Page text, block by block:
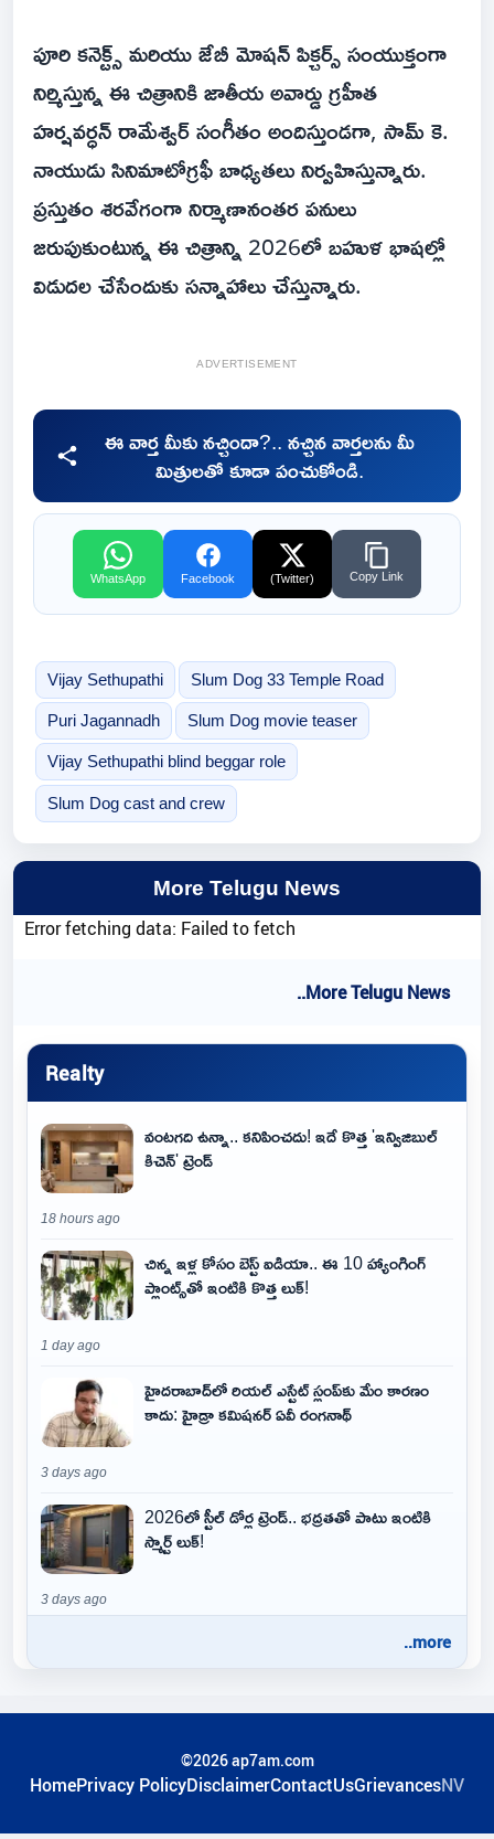
పూరి కనెక్ట్స్ మరియు జేబీ మోషన్ పిక్చర్స్ సంయుక్తంగా
నిర్మిస్తున్న ఈ చిత్రానికి జాతీయ అవార్డు గ్రహీత
హర్షవర్ధన్ రామేశ్వర్ సంగీతం అందిస్తుండగా, సామ్ కె.
నాయుడు సినిమాటోగ్రఫీ బాధ్యతలు నిర్వహిస్తున్నారు.
ప్రస్తుతం శరవేగంగా నిర్మాణానంతర పనులు
జరుపుకుంటున్న ఈ చిత్రాన్ని 2026లో బహుళ భాషల్లో
విడుదల చేసేందుకు సన్నాహాలు చేస్తున్నారు.
ADVERTISEMENT
ఈ వార్త మీకు నచ్చిందా?.. నచ్చిన వార్తలను మీ
మిత్రులతో కూడా పంచుకోండి.
WhatsApp Facebook (Twitter) Copy Link
Vijay Sethupathi Slum Dog 33 Temple Road
Puri Jagannadh Slum Dog movie teaser
Vijay Sethupathi blind beggar role
Slum Dog cast and crew
More Telugu News
Error fetching data: Failed to fetch
..More Telugu News
Realty
వంటగది ఉన్నా.. కనిపించదు! ఇదే కొత్త 'ఇన్విజిబుల్
కిచెన్' ట్రెండ్
18 hours ago
చిన్న ఇళ్ల కోసం బెస్ట్ ఐడియా.. ఈ 10 హ్యాంగింగ్
ప్లాంట్స్‌తో ఇంటికి కొత్త లుక్!
1 day ago
హైదరాబాద్‌లో రియల్ ఎస్టేట్ స్లంప్‌కు మేం కారణం
కాదు: హైడ్రా కమిషనర్ ఏవీ రంగనాథ్
3 days ago
2026లో స్టీల్ డోర్ల ట్రెండ్.. భద్రతతో పాటు ఇంటికి
స్మార్ట్ లుక్!
3 days ago
..more
©2026 ap7am.com
HomePrivacy PolicyDisclaimerContactUsGrievancesNV